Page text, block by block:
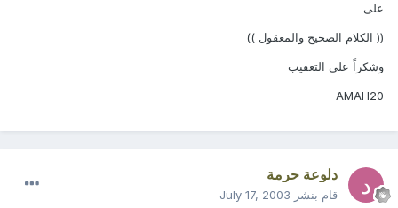
على
(( الكلام الصحيح والمعقول ))
وشكراً على التعقيب
AMAH20
دلوعة حرمة
قام بنشر July 17, 2003